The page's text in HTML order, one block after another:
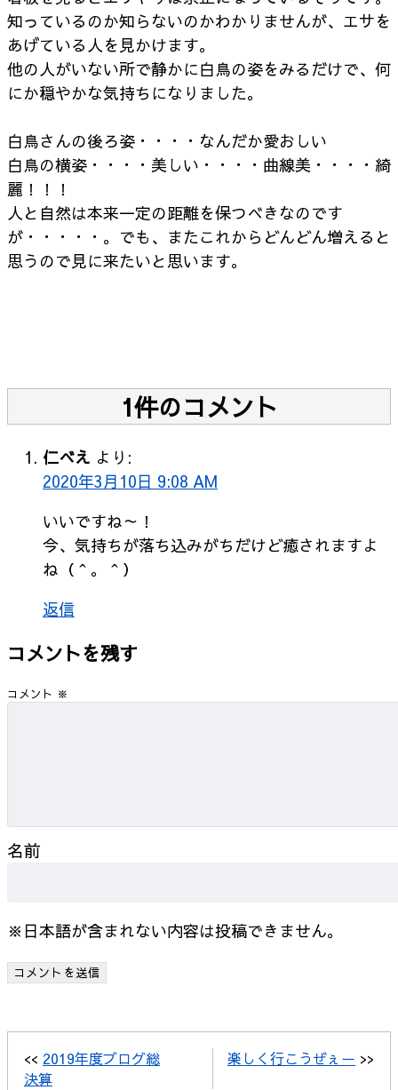
知っているのか知らないのかわかりませんが、エサを
あげている人を見かけます。
他の人がいない所で静かに白鳥の姿をみるだけで、何
にか穏やかな気持ちになりました。
白鳥さんの後ろ姿・・・・なんだか愛おしい
白鳥の横姿・・・・美しい・・・・曲線美・・・・綺
麗！！！
人と自然は本来一定の距離を保つべきなのです
が・・・・・。でも、またこれからどんどん増えると
思うので見に来たいと思います。
1件のコメント
仁べえ より:
2020年3月10日 9:08 AM
いいですね～！
今、気持ちが落ち込みがちだけど癒されますよ
ね（＾。＾）
返信
コメントを残す
コメント ※
名前
※日本語が含まれない内容は投稿できません。
<< 2019年度ブログ総
決算
楽しく行こうぜぇー >>